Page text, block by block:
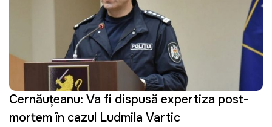
Cernăuțeanu: Va fi dispusă expertiza post-
mortem în cazul Ludmila Vartic